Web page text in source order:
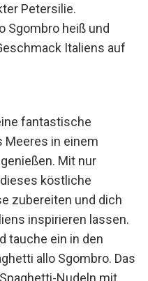
Petersilie.
Sgombro heiß und
Italiens auf
fantastische
Meeres in einem
Mit nur
köstliche
zubereiten und dich
inspirieren lassen.
tauche ein in den
allo Sgombro. Das
Nudeln mit